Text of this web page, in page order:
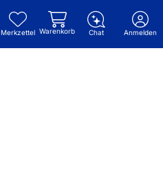
Merkzettel Warenkorb Chat Anmelden